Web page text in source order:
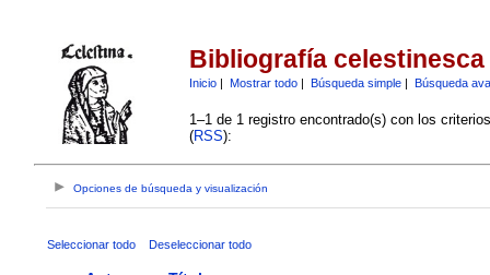
Bibliografía celestinesca
Inicio| Mostrar todo| Búsqueda simple| Búsqueda
1–1 de 1 registro encontrado(s) con los
(RSS):
Opciones de búsqueda y visualización
Seleccionar todo Deseleccionar todo